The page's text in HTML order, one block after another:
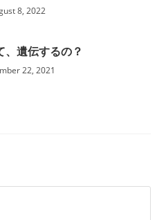
8, 2022
、遺伝するの？
22, 2021